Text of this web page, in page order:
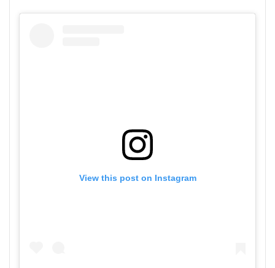
View this post on Instagram